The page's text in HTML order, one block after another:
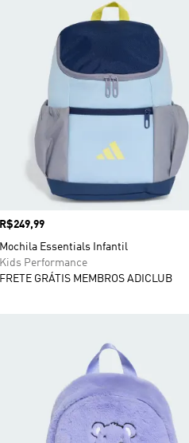
Preço
R$249,99
Mochila Essentials Infantil
Kids Performance
FRETE GRÁTIS MEMBROS ADICLUB